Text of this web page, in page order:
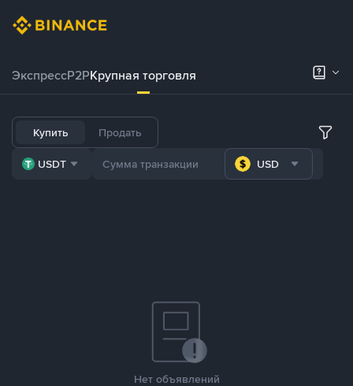
ЭкспрессP2PКрупная торговля
Купить Продать
USDT USD
Нет объявлений